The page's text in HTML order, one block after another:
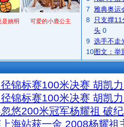
是姚明 可爱的小鹿公主
7
雅典奥运
8
只支撑
头 0
9 选手不走
10图文：举
锦标赛100米决赛 胡凯
锦标赛100米决赛 胡凯
悠200米冠军杨耀祖 破
海站获一金 2008杨耀祖